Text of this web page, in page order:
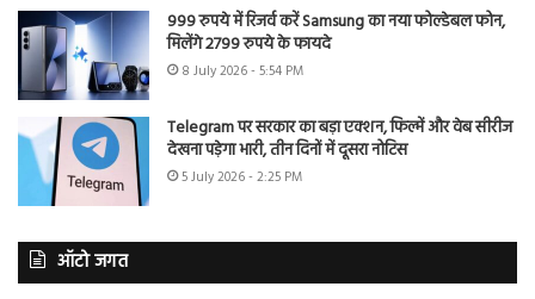
999 रुपये में रिजर्व करें Samsung का नया फोल्डेबल फोन,
मिलेंगे 2799 रुपये के फायदे
8 July 2026 - 5:54 PM
Telegram पर सरकार का बड़ा एक्शन, फिल्में और वेब सीरीज
देखना पड़ेगा भारी, तीन दिनों में दूसरा नोटिस
5 July 2026 - 2:25 PM
ऑटो जगत